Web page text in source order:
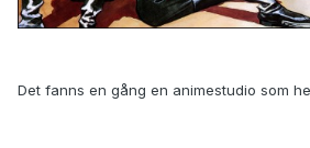
Det fanns en gång en animestudio som